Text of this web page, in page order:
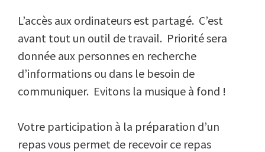
L’accès aux ordinateurs est partagé. C’est
avant tout un outil de travail. Priorité sera
donnée aux personnes en recherche
d’informations ou dans le besoin de
communiquer. Evitons la musique à fond !
Votre participation à la préparation d’un
repas vous permet de recevoir ce repas